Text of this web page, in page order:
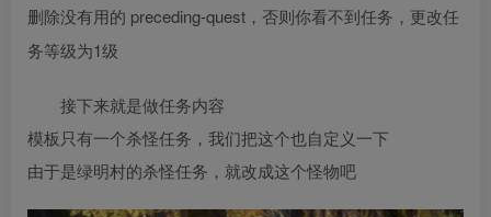
删除没有用的 preceding-quest，否则你看不到任务，更改任
务等级为1级
接下来就是做任务内容
模板只有一个杀怪任务，我们把这个也自定义一下
由于是绿明村的杀怪任务，就改成这个怪物吧